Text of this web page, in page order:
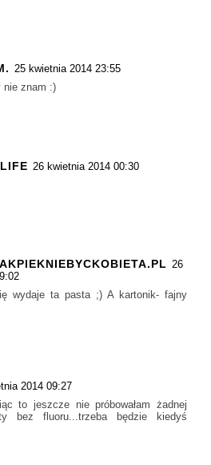
25 kwietnia 2014 23:55
nie znam :)
26 kwietnia 2014 00:30
26
wydaje ta pasta ;) A kartonik- fajny
2014 09:27
to jeszcze nie próbowałam żadnej
bez fluoru...trzeba będzie kiedyś